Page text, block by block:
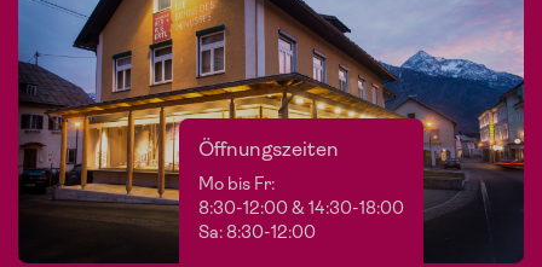
Öffnungszeiten
Mo bis Fr:
8:30-12:00 & 14:30-18:00
Sa: 8:30-12:00